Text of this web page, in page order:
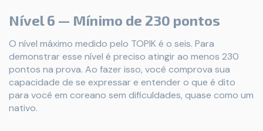
Nível 6 — Mínimo de 230 pontos
O nível máximo medido pelo TOPIK é o seis. Para
demonstrar esse nível é preciso atingir ao menos 230
pontos na prova. Ao fazer isso, você comprova sua
capacidade de se expressar e entender o que é dito
para você em coreano sem dificuldades, quase como um
nativo.